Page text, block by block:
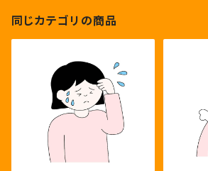
同じカテゴリの商品